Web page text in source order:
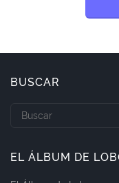
BUSCAR
EL ÁLBUM DE